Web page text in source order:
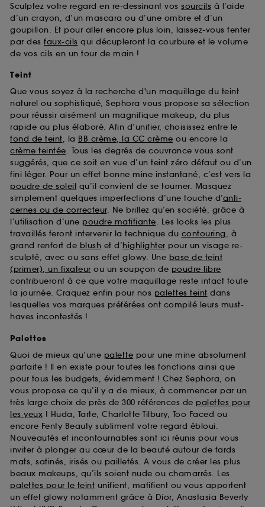
Sculptez votre regard en re-dessinant vos sourcils à l’aide
d’un crayon, d’un mascara ou d’une ombre et d’un
goupillon. Et pour aller encore plus loin, laissez-vous tenter
par des faux-cils qui décupleront la courbure et le volume
de vos cils en un tour de main !
Teint
Que vous soyez à la recherche d'un maquillage du teint
naturel ou sophistiqué, Sephora vous propose sa sélection
pour réussir aisément un magnifique makeup, du plus
rapide au plus élaboré. Afin d’unifier, choisissez entre le
fond de teint, la BB crème, la CC crème ou encore la
crème teintée. Tous les degrés de couvrance vous sont
suggérés, que ce soit en vue d’un teint zéro défaut ou d’un
fini léger. Pour un effet bonne mine instantané, c’est vers la
poudre de soleil qu’il convient de se tourner. Masquez
simplement quelques imperfections d’une touche d’anti-
cernes ou de correcteur. Ne brillez qu’en société, grâce à
l’utilisation d’une poudre matifiante. Les looks les plus
travaillés feront intervenir la technique du contouring, à
grand renfort de blush et d’highlighter pour un visage re-
sculpté, avec ou sans effet glowy. Une base de teint
(primer), un fixateur ou un soupçon de poudre libre
contribueront à ce que votre maquillage reste intact toute
la journée. Craquez enfin pour nos palettes teint dans
lesquelles vos marques préférées ont compilé leurs must-
haves incontestés !
Palettes
Quoi de mieux qu’une palette pour une mine absolument
parfaite ! Il en existe pour toutes les fonctions ainsi que
pour tous les budgets, évidemment ! Chez Sephora, on
vous propose ce qu’il y a de mieux, à commencer par un
très large choix de près de 300 références de palettes pour
les yeux ! Huda, Tarte, Charlotte Tilbury, Too Faced ou
encore Fenty Beauty subliment votre regard ébloui.
Nouveautés et incontournables sont ici réunis pour vous
inviter à plonger au cœur de la beauté autour de fards
mats, satinés, irisés ou pailletés. A vous de créer les plus
beaux makeups, qu’ils soient nude ou chamarrés. Les
palettes pour le teint unifient, matifient ou vous apportent
un effet glowy notamment grâce à Dior, Anastasia Beverly